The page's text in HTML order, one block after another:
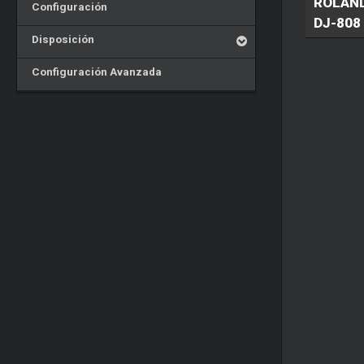
Configuración
Disposición
Configuración Avanzada
DJ-808